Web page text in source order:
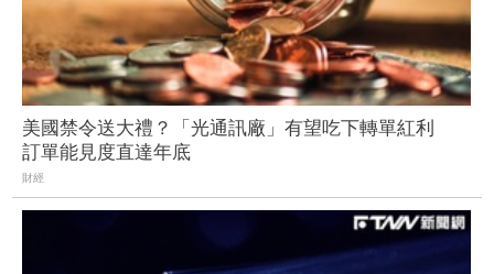
美國禁令送大禮？「光通訊廠」有望吃下轉單紅利
訂單能見度直達年底
財經